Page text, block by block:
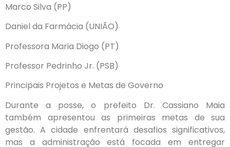
Marco Silva (PP)
Daniel da Farmácia (UNIÃO)
Professora Maria Diogo (PT)
Professor Pedrinho Jr. (PSB)
Principais Projetos e Metas de Governo
Durante a posse, o prefeito Dr. Cassiano Maia
também apresentou as primeiras metas de sua
gestão. A cidade enfrentará desafios significativos,
mas a administração está focada em entregar